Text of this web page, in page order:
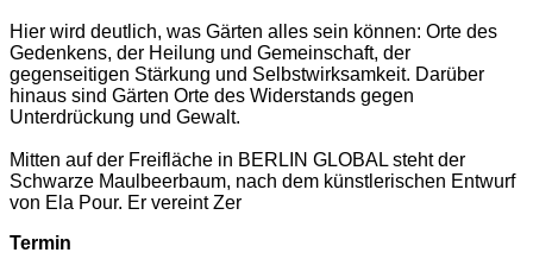
Hier wird deutlich, was Gärten alles sein können: Orte des
Gedenkens, der Heilung und Gemeinschaft, der
gegenseitigen Stärkung und Selbstwirksamkeit. Darüber
hinaus sind Gärten Orte des Widerstands gegen
Unterdrückung und Gewalt.
Mitten auf der Freifläche in BERLIN GLOBAL steht der
Schwarze Maulbeerbaum, nach dem künstlerischen Entwurf
von Ela Pour. Er vereint Zer
Termin